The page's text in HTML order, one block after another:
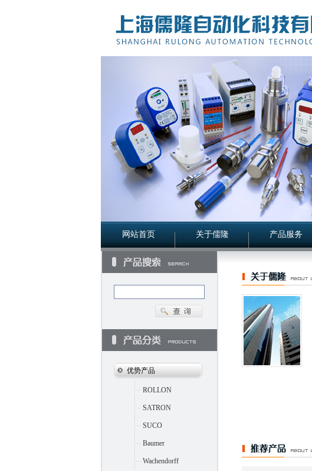
网站首页 关于儒隆 产品服务
优势产品
ROLLON
SATRON
SUCO
Baumer
Wachendorff